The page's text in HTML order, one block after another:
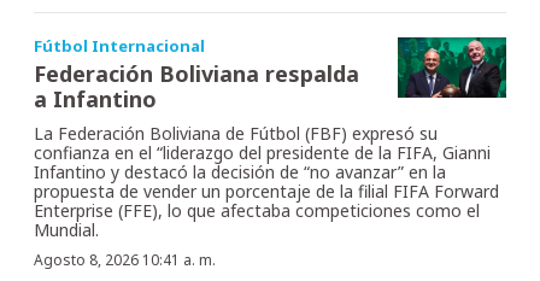
Fútbol Internacional
Federación Boliviana respalda
a Infantino
La Federación Boliviana de Fútbol (FBF) expresó su
confianza en el “liderazgo del presidente de la FIFA, Gianni
Infantino y destacó la decisión de “no avanzar” en la
propuesta de vender un porcentaje de la filial FIFA Forward
Enterprise (FFE), lo que afectaba competiciones como el
Mundial.
Agosto 8, 2026 10:41 a. m.